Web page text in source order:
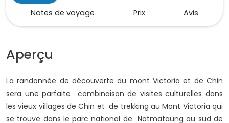
Notes de voyage
Prix Avis
Aperçu
La randonnée de découverte du mont Victoria et de Chin
sera une parfaite combinaison de visites culturelles dans
les vieux villages de Chin et de trekking au Mont Victoria qui
se trouve dans le parc national de Natmataung au sud de